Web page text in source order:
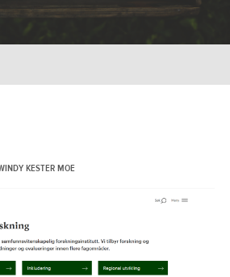
KESTER MOE